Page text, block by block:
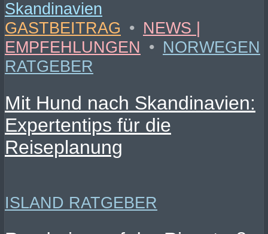
GASTBEITRAG • NEWS |
EMPFEHLUNGEN • NORWEGEN
RATGEBER
Mit Hund nach Skandinavien:
Expertentips für die
Reiseplanung
ISLAND RATGEBER